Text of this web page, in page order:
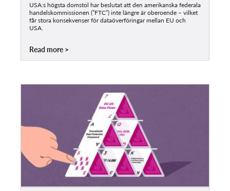
USA:s högsta domstol har beslutat att den amerikanska federala
handelskommissionen (”FTC”) inte längre är oberoende – vilket
får stora konsekvenser för dataöverföringar mellan EU och
USA.
Read more